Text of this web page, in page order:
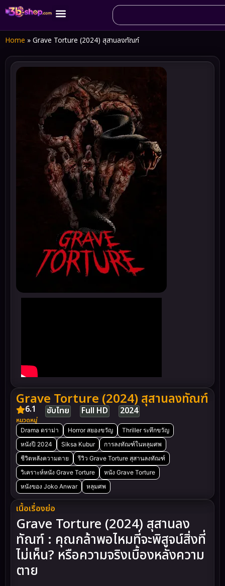
Home » Grave Torture (2024) สุสานลงทัณฑ์
Grave Torture (2024) สุสานลงทัณฑ์
6.1 ซับไทย Full HD 2024
หมวดหมู่
Drama ดราม่า Horror สยองขวัญ
Thriller ระทึกขวัญ
หนังปี 2024
Siksa Kubur
การลงทัณฑ์ในหลุมศพ
ชีวิตหลังความตาย
รีวิว Grave Torture สุสานลงทัณฑ์
วิเคราะห์หนัง Grave Torture
หนัง Grave Torture
หนังของ Joko Anwar
หลุมศพ
เนื้อเรื่องย่อ
Grave Torture (2024) สุสานลง
ทัณฑ์ : คุณกล้าพอไหมที่จะพิสูจน์สิ่งที่
ไม่เห็น? หรือความจริงเบื้องหลังความ
ตาย